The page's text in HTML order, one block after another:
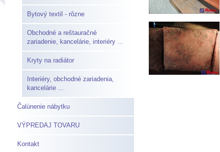
Bytový textil - rôzne
Obchodné a reštauračné
zariadenie, kancelárie, interiéry ...
Kryty na radiátor
Interiéry, obchodné zariadenia,
kancelárie ...
Čalúnenie nábytku
VÝPREDAJ TOVARU
Kontakt